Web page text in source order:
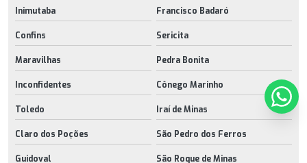
Inimutaba Francisco Badaró
Confins Sericita
Maravilhas Pedra Bonita
Inconfidentes Cônego Marinho
Toledo Iraí de Minas
Claro dos Poções São Pedro dos Ferros
Guidoval São Roque de Minas